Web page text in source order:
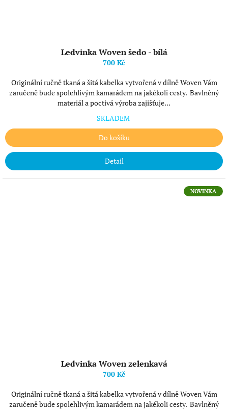
Ledvinka Woven šedo - bílá
700 Kč
Originální ručně tkaná a šitá kabelka vytvořená v dílně Woven Vám
zaručeně bude spolehlivým kamarádem na jakékoli cesty. Bavlněný
materiál a poctivá výroba zajišťuje...
SKLADEM
Do košíku
Detail
NOVINKA
Ledvinka Woven zelenkavá
700 Kč
Originální ručně tkaná a šitá kabelka vytvořená v dílně Woven Vám
zaručeně bude spolehlivým kamarádem na jakékoli cesty. Bavlněný